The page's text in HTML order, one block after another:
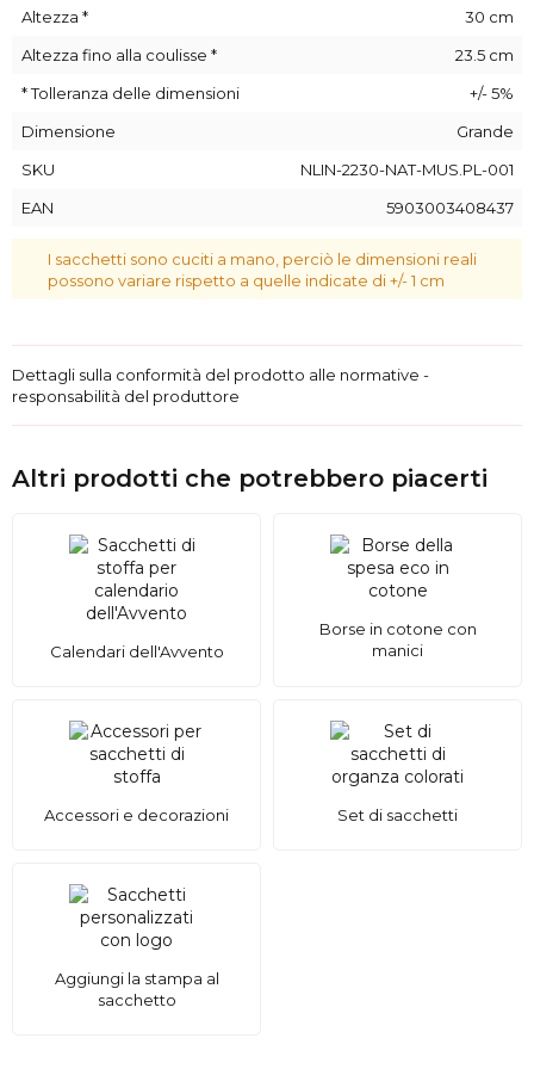
estremamente elegante!
Le confezioni che offriamo sono realizzate in tessuto di
cotone e poliestere. L'unione di fibre naturali e sintetiche
garantisce durevolezza e robustezza nonché un'elevata
un'applique o una stampa decorativa negli esemplari
presentata nelle foto.
Altezza *
30 cm
Altezza fino alla coulisse *
23.5 cm
* Tolleranza delle dimensioni
+/- 5%
Dimensione
Grande
SKU
NLIN-2230-NAT-MUS.PL-001
EAN
5903003408437
I sacchetti sono cuciti a mano, perciò le dimensioni reali
possono variare rispetto a quelle indicate di +/- 1 cm
Dettagli sulla conformità del prodotto alle normative -
responsabilità del produttore
Altri prodotti che potrebbero piacerti
Calendari dell'Avvento
Borse in cotone con
manici
Accessori e decorazioni Set di sacchetti
Aggiungi la stampa al
sacchetto